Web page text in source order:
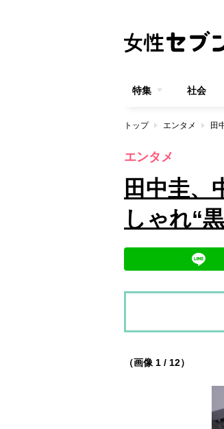
特集 社会
トップ エンタメ
エンタメ
田中圭、
しゃれ“
（画像 1 / 12）